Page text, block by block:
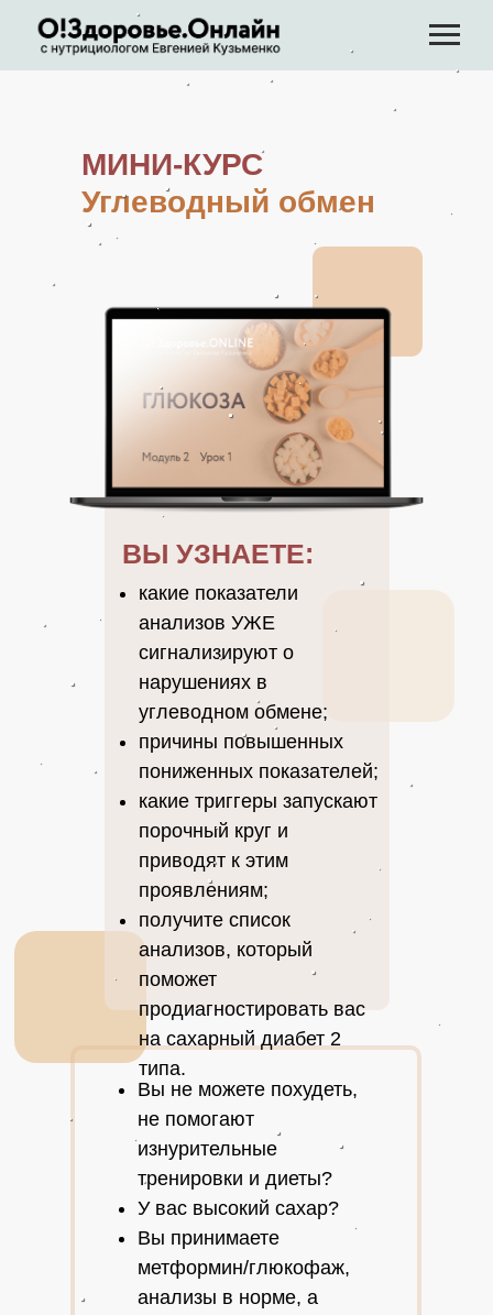
Вы не можете похудеть,
не помогают
изнурительные
тренировки и диеты?
У вас высокий сахар?
Вы принимаете
метформин/глюкофаж,
анализы в норме, а
МИНИ-КУРС
Углеводный обмен
какие показатели
анализов УЖЕ
сигнализируют о
нарушениях в
углеводном обмене;
причины повышенных
пониженных показателей;
какие триггеры запускают
порочный круг и
приводят к этим
проявлениям;
получите список
анализов, который
поможет
продиагностировать вас
на сахарный диабет 2
типа.
ВЫ УЗНАЕТЕ: